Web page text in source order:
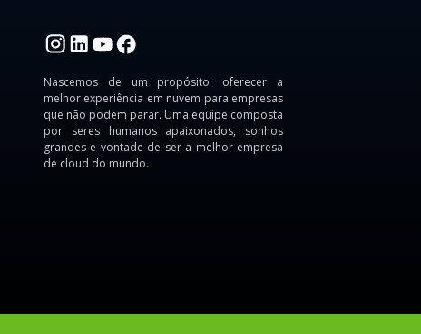
Nascemos de um propósito: oferecer a
melhor experiência em nuvem para empresas
que não podem parar. Uma equipe composta
por seres humanos apaixonados, sonhos
grandes e vontade de ser a melhor empresa
de cloud do mundo.